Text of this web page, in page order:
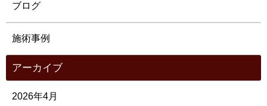
ブログ
施術事例
アーカイブ
2026年4月